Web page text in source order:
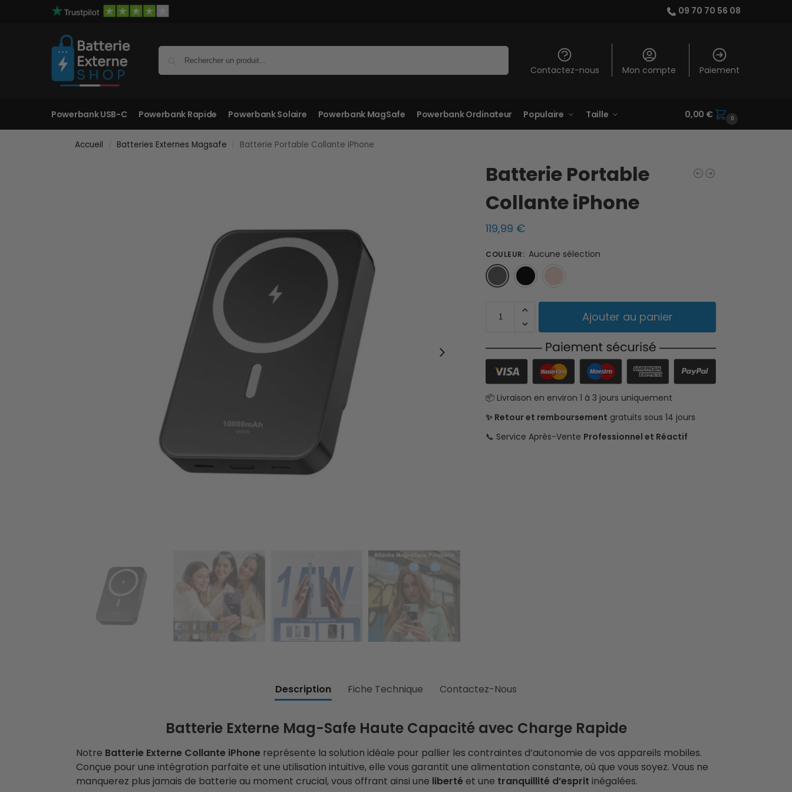
09 70 70 56 08
Contactez-nous Mon compte Paiement
Powerbank USB-C Powerbank Rapide Powerbank Solaire Powerbank MagSafe Powerbank Ordinateur Populaire Taille 0,00 € 0
Accueil Batteries Externes Magsafe Batterie Portable Collante iPhone
Batterie Portable
Collante iPhone
119,99 €
COULEUR: Aucune sélection
Ajouter au panier
📦 Livraison en environ 1 à 3 jours uniquement
✨ Retour et remboursement gratuits sous 14 jours
📞 Service Après-Vente Professionnel et Réactif
Description Fiche Technique Contactez-Nous
Batterie Externe Mag-Safe Haute Capacité avec Charge Rapide
Notre Batterie Externe Collante iPhone représente la solution idéale pour pallier les contraintes d’autonomie de vos appareils mobiles.
Conçue pour une intégration parfaite et une utilisation intuitive, elle vous garantit une alimentation constante, où que vous soyez. Vous ne
manquerez plus jamais de batterie au moment crucial, vous offrant ainsi une liberté et une tranquillité d’esprit inégalées.